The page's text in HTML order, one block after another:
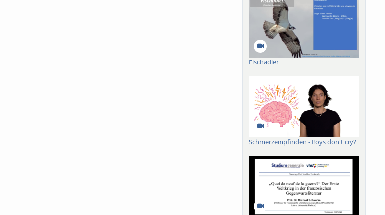
Fischadler
Schmerzempfinden - Boys don't cry?